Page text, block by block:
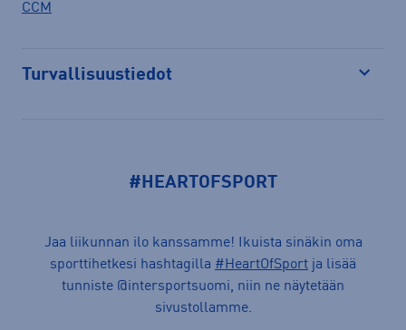
CCM
Turvallisuustiedot
#HEARTOFSPORT
Jaa liikunnan ilo kanssamme! Ikuista sinäkin oma
sporttihetkesi hashtagilla #HeartOfSport ja lisää
tunniste @intersportsuomi, niin ne näytetään
sivustollamme.